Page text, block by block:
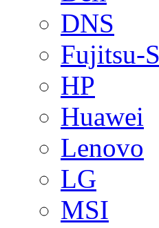
DNS
Fujitsu-
HP
Huawei
Lenovo
LG
MSI